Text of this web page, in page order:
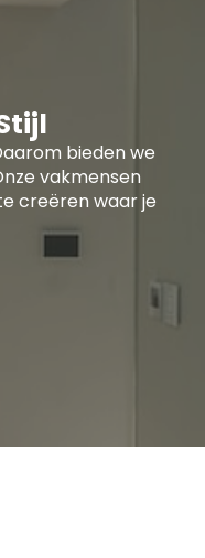
bieden we
vakmensen
creëren waar je